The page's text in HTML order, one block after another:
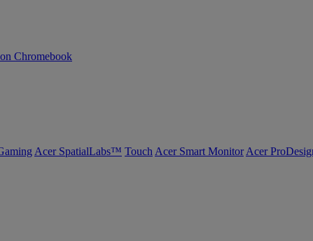
Chromebook
Acer SpatialLabs™ Touch Acer Smart Monitor Acer